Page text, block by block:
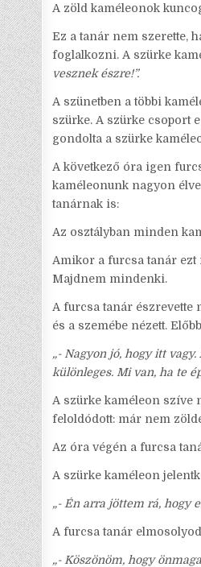
A zöld kaméleonok
Ez a tanár nem szerette,
foglalkozni. A szürke
vesznek észre!”.
A szünetben a többi
szürke. A szürke csoport
gondolta a szürke
A következő óra igen
kaméleonunk nagyon
tanárnak is:
Az osztályban minden
Amikor a furcsa tanár ezt
Majdnem mindenki.
A furcsa tanár észrevette
és a szemébe nézett.
„- Nagyon jó, hogy itt
különleges. Mi van, ha te
A szürke kaméleon szíve
feloldódott: már nem
Az óra végén a furcsa
A szürke kaméleon
„- Én arra jöttem rá, hogy
A furcsa tanár
„- Köszönöm, hogy